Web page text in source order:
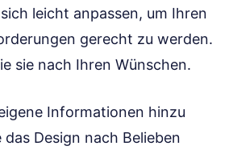
leicht anpassen, um Ihren
gerecht zu werden.
sie nach Ihren Wünschen.
Informationen hinzu
das Design nach Belieben